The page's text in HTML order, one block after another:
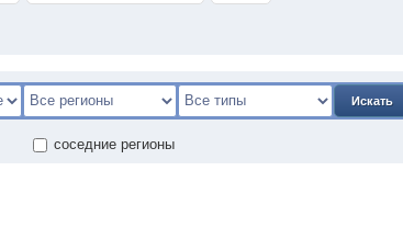
Искать
соседние регионы